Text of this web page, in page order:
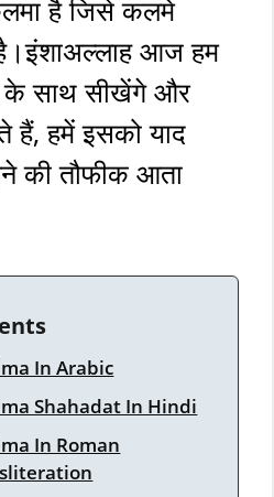
है जिसे कलमे
आज हम
के साथ सीखेंगे और
हमें इसको याद
की तौफीक आता
In Arabic
Shahadat In Hindi
In Roman